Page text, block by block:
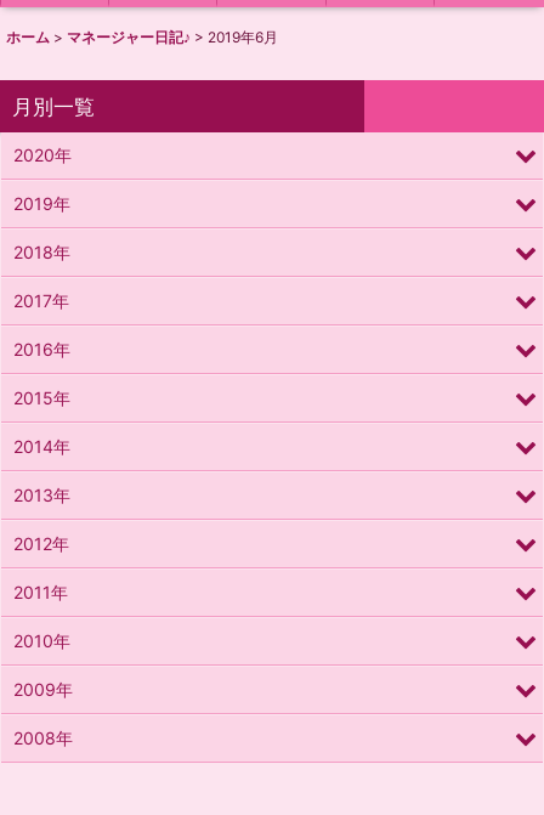
ホーム > マネージャー日記♪ > 2019年6月
月別一覧
2020年
2019年
2018年
2017年
2016年
2015年
2014年
2013年
2012年
2011年
2010年
2009年
2008年